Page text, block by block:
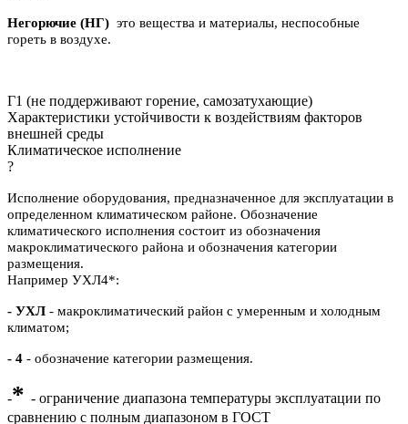
Негорючие (НГ) это вещества и материалы, неспособные
гореть в воздухе.
Г1 (не поддерживают горение, самозатухающие)
Характеристики устойчивости к воздействиям факторов
внешней среды
Климатическое исполнение
?
Исполнение оборудования, предназначенное для эксплуатации в
определенном климатическом районе. Обозначение
климатического исполнения состоит из обозначения
макроклиматического района и обозначения категории
размещения.
Например УХЛ4*:
- УХЛ - макроклиматический район с умеренным и холодным
климатом;
- 4 - обозначение категории размещения.
-* - ограничение диапазона температуры эксплуатации по
сравнению с полным диапазоном в ГОСТ